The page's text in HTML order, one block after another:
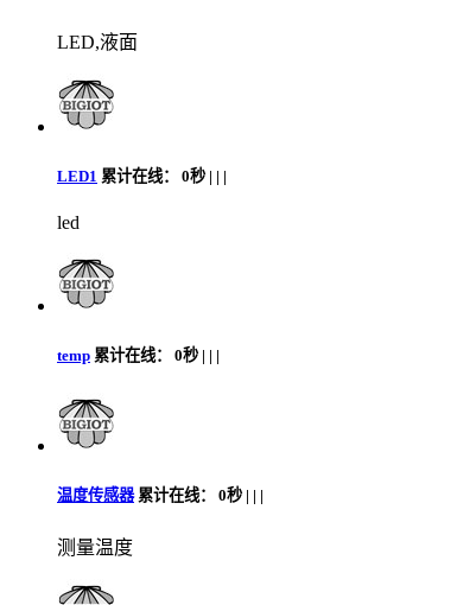
LED,液面
LED1 累计在线： 0秒 | | |
led
temp 累计在线： 0秒 | | |
温度传感器累计在线： 0秒 | | |
测量温度